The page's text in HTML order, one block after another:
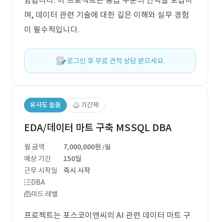
며, 데이터 관련 기술에 대한 깊은 이해와 실무 경험
이 필수적입니다.
로그인 후 무료 견적 상담 받으세요.
유사도 높음 기간제
EDA/데이터 마트 구축 MSSQL DBA
월 금액 7,000,000원 /월
예상 기간
150일
근무 시작일
즉시 시작
DBA
미드 레벨
프로젝트는 포스코이앤씨의 AI 관련 데이터 마트 구